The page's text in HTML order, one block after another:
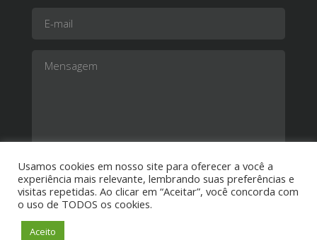
Usamos cookies em nosso site para oferecer a você a
experiência mais relevante, lembrando suas preferências e
visitas repetidas. Ao clicar em “Aceitar”, você concorda com
o uso de TODOS os cookies.
Aceito